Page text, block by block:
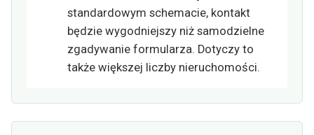
standardowym schemacie, kontakt
będzie wygodniejszy niż samodzielne
zgadywanie formularza. Dotyczy to
także większej liczby nieruchomości.